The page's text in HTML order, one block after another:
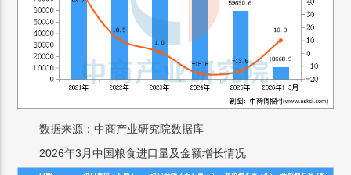
数据来源：中商产业研究院数据库
2026年3月中国粮食进口量及金额增长情况